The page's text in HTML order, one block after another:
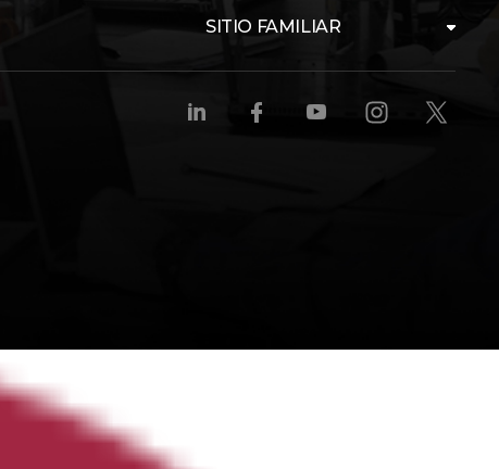
SITIO FAMILIAR